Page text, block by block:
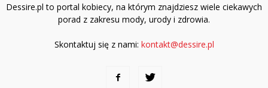
Dessire.pl to portal kobiecy, na którym znajdziesz wiele ciekawych
porad z zakresu mody, urody i zdrowia.
Skontaktuj się z nami: kontakt@dessire.pl